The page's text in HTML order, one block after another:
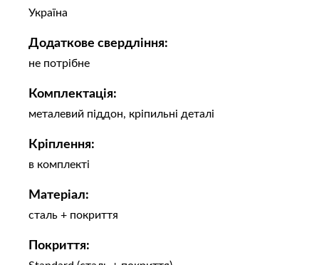
Україна
Додаткове свердління:
не потрібне
Комплектація:
металевий піддон, кріпильні деталі
Кріплення:
в комплекті
Матеріал:
сталь + покриття
Покриття: